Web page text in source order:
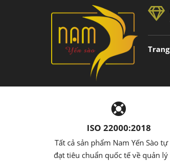
ISO 22000:2018
Tất cả sản phẩm Nam Yến Sào
đạt tiêu chuẩn quốc tế về quản lý